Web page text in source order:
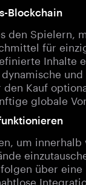
Blockchain
den Spielern,
für
Inhalte
Kauf
globale
um
über